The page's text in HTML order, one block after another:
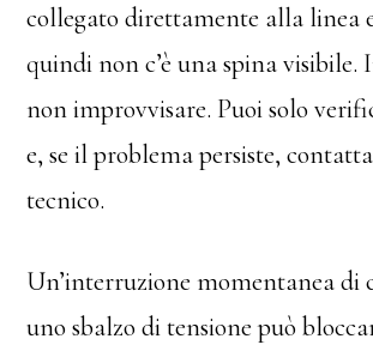
collegato direttamente alla linea
quindi non c’è una spina visibile.
non improvvisare. Puoi solo
e, se il problema persiste,
tecnico.
Un’interruzione momentanea di
uno sbalzo di tensione può